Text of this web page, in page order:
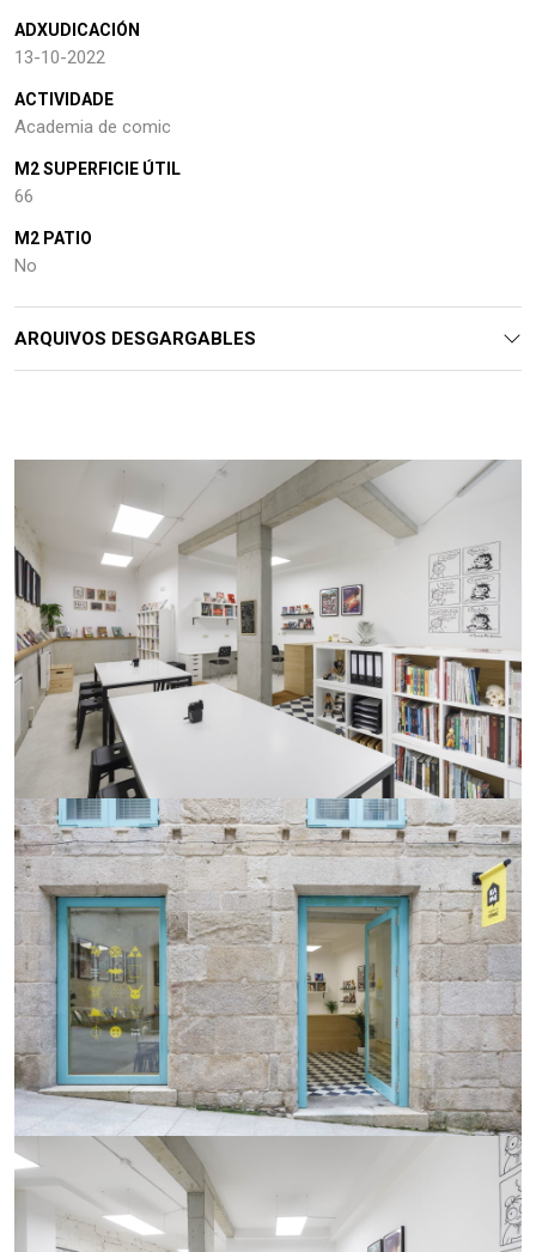
ADXUDICACIÓN
13-10-2022
ACTIVIDADE
Academia de comic
M2 SUPERFICIE ÚTIL
66
M2 PATIO
No
ARQUIVOS DESGARGABLES